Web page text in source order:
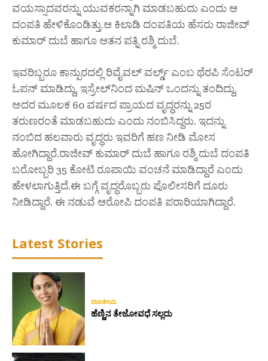
ವಯಸ್ಸಾದವರನ್ನು ಯುವಕರನ್ನಾಗಿ ಮಾಡಬಹುದು ಎಂದು ಆ
ದಂಪತಿ ಹೇಳಿಕೊಂಡಿತ್ತು.ಆ ಕಿಲಾಡಿ ದಂಪತಿಯ ಹೆಸರು ರಾಜೀವ್‌
ಕುಮಾರ್‌ ದುಬೆ ಹಾಗೂ ಆತನ ಪತ್ನಿ ರಶ್ಮಿ ದುಬೆ.
ಇವರಿಬ್ಬರೂ ಕಾನ್ಪುರದಲ್ಲಿ ರಿವೈವಲ್‌ ವರ್ಲ್ಡ್‌ ಎಂಬ ಥೆರಪಿ ಸೆಂಟರ್‌
ಓಪನ್‌ ಮಾಡಿದ್ದು, ಇಸ್ರೇಲ್‌ನಿಂದ ಮಷಿನ್‌ ಒಂದನ್ನು ತಂದಿದ್ದು,
ಅದರ ಮೂಲಕ 60 ವರ್ಷದ ಪ್ರಾಯದ ವೃದ್ಧರನ್ನು 25ರ
ತರುಣರಂತೆ ಮಾಡಬಹುದು ಎಂದು ನಂಬಿಸಿದ್ದರು. ಇದನ್ನು
ನಂಬಿದ ಹಲವಾರು ವೃದ್ಧರು ಇವರಿಗೆ ಹಣ ನೀಡಿ ಮೋಸ
ಹೋಗಿದ್ದಾರೆ.ರಾಜೀವ್‌ ಕುಮಾರ್‌ ದುಬೆ ಹಾಗೂ ರಶ್ಮಿ ದುಬೆ ದಂಪತಿ
ಬರೋಬ್ಬರಿ 35 ಕೋಟಿ ರೂಪಾಯಿ ವಂಚನೆ ಮಾಡಿದ್ದಾರೆ ಎಂದು
ಹೇಳಲಾಗುತ್ತಿದೆ.ಈ ಬಗ್ಗೆ ವೃದ್ಧರೊಬ್ಬರು ಪೊಲೀಸರಿಗೆ ದೂರು
ನೀಡಿದ್ದಾರೆ. ಈ ನಡುವೆ ಆರೋಪಿ ದಂಪತಿ ಪರಾರಿಯಾಗಿದ್ದಾರೆ.
Latest Stories
ರಾಜಕೀಯ
ಹೆಣ್ಣಿನ ತೇಜೋವಧೆ ಸಲ್ಲದು